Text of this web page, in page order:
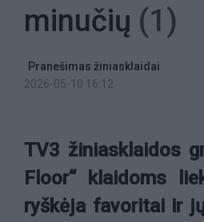
minučių (1)
Pranešimas žiniasklaidai
2026-05-10 16:12
TV3 žiniasklaidos
Floor“ klaidoms
ryškėja favoritai ir